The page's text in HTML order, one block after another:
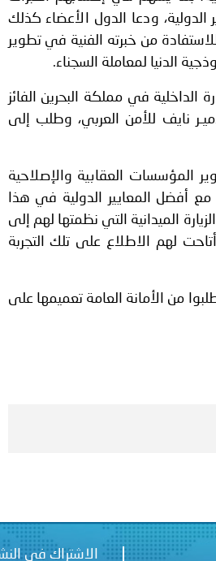
الدولية، ودعا الدول الأعضاء كذلك
من خبرته الفنية في تطوير
الدنيا لمعاملة السجناء.
الداخلية في مملكة البحرين الفائز
الأمنية الرائدة لعام 2025م) لجائزة الأميـر نايف للأمن العربي، وطلب إلى
المؤسسات العقابية والإصلاحية
مع أفضل المعايير الدولية في هذا
الميدانية التي نظمتها لهم إلى
لهم الاطلاع على تلك التجربة
من الأمانة العامة تعميمها على
الاشتراك في